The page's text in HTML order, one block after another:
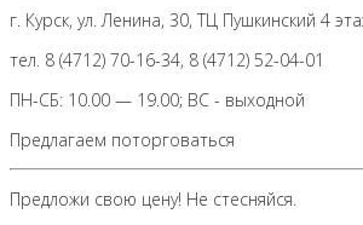
г. Курск, ул. Ленина, 30, ТЦ Пушкинский 4
тел. 8 (4712) 70-16-34, 8 (4712) 52-04-01
ПН-СБ: 10.00 — 19.00; ВС - выходной
Предлагаем поторговаться
Предложи свою цену! Не стесняйся.